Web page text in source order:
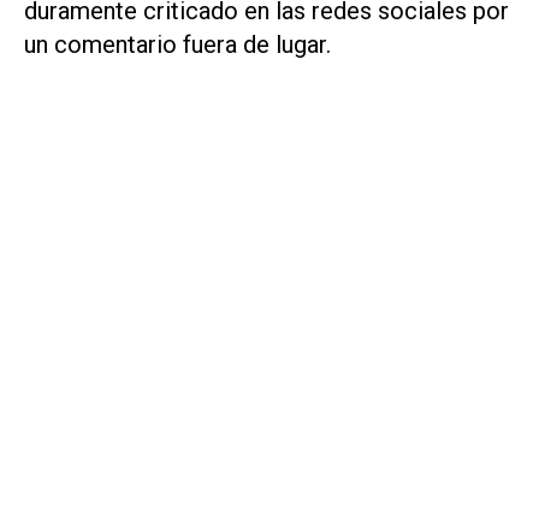
duramente criticado en las redes sociales por
un comentario fuera de lugar.